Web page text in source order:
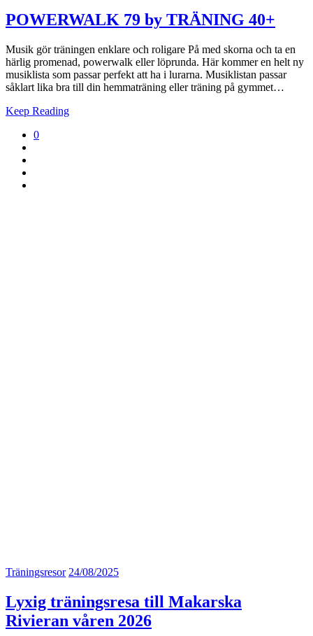
POWERWALK 79 by TRÄNING 40+
Musik gör träningen enklare och roligare På med skorna och ta en
härlig promenad, powerwalk eller löprunda. Här kommer en helt ny
musiklista som passar perfekt att ha i lurarna. Musiklistan passar
såklart lika bra till din hemmaträning eller träning på gymmet…
Keep Reading
0
Träningsresor 24/08/2025
Lyxig träningsresa till Makarska
Rivieran våren 2026